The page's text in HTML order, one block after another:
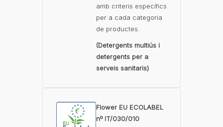
amb criteris específics
per a cada categoria
de productes.
(Detergents multiús i
detergents per a
serveis sanitaris)
Flower EU ECOLABEL
nº IT/030/010